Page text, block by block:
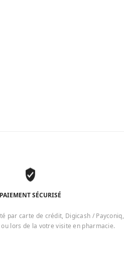
PAIEMENT SÉCURISÉ
par carte de crédit, Digicash / Payconiq,
lors de la votre visite en pharmacie.